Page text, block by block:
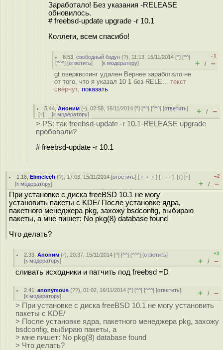
Заработало! Без указания -RELEASE
обновилось.
# freebsd-update upgrade -r 10.1
Коллеги, всем спасибо!
8.53 ,свободный бздун (?), 11:13, 16/11/2014 [^] [^^]
[^^^] [ответить] [к модератору]
–1
+ / –
gt оверквотинг удален Вернее заработало не
от того, что я указал 10 1 без RELE... текст
свёрнут, показать
5.44 ,Аноним (-), 02:58, 16/11/2014 [^] [^^] [^^^] [ответить]
[↑] [к модератору] + / –
> PS: так freebsd-update -r 10.1-RELEASE upgrade
пробовали?
# freebsd-update -r 10.1
1.18 ,Elimelech (?), 17:03, 15/11/2014 [ответить] [ ﹢﹢﹢] [ · · ·][↓] [↑]
[к модератору]
–2
+ / –
При установке с диска freeBSD 10.1 не могу
установить пакеты с KDE/ После установке ядра,
пакетного менеджера pkg, захожу bsdconfig, выбираю
пакеты, а мне пишет: No pkg(8) database found
Что делать?
2.33 ,Аноним (-), 20:37, 15/11/2014 [^] [^^] [^^^] [ответить]
[к модератору]
+3
+ / –
сливать исходники и патчить под freebsd =D
2.41 ,anonymous (??), 01:02, 16/11/2014 [^] [^^] [^^^] [ответить]
[к модератору] + / –
> При установке с диска freeBSD 10.1 не могу установить
пакеты с KDE/
> После установке ядра, пакетного менеджера pkg, захожу
bsdconfig, выбираю пакеты, а
> мне пишет: No pkg(8) database found
> Что делать?